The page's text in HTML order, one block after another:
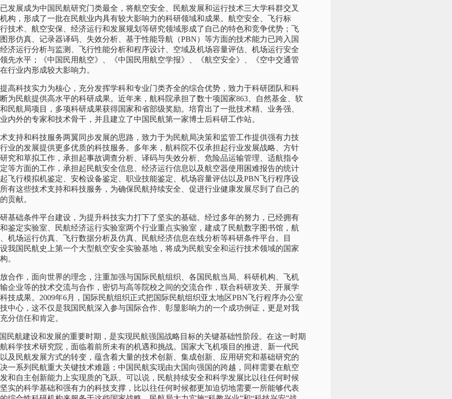
展成为中国民航研究门类最全，将航空安全、民航发展和运行技术三大学科群交叉
构，形成了一批在民航业内具有较大影响力的科研领域和成果。航空安全、飞行标
技术、航空安保、经济运行和发展规划等研究领域形成了自己的特色和竞争优势；飞
形仿真、记录器译码、失效分析、基于性能导航（PBN）等方面的技术能力已跨入国
济运行分析与监测、飞行性能分析和程序设计、空域及机场容量评估、机场运行安全
先水平；《中国民用航空》、《中国民用航空学报》、《航空安全》、《空中交通管
行业内形成较大影响力。
科技实力为核心，充分发挥学科和专业门类齐全的综合优势，致力于科研团队和科
为民航提供高水平的科研成果。近年来，航科院承担了数十项国家863、自然基金、软
民航局项目，多项科研成果获得国家和省部级奖励。培育出了一批技术精、业务强、
内外的专家和技术骨干，并且建立了中国民航第一家博士后科研工作站。
持和科技服务两翼同步发展的思路，致力于为民航局决策和监管工作提供强有力技
业的发展提供更多优质的科技服务。多年来，航科院不仅承担起行业发展战略、方针
究和草拟工作，承担起事故调查分析、译码与失效分析、危险品运输管理、适航指令
等方面的工作，承担起民航安全信息、经济运行信息以及航空器使用困难报告的统计
飞行模拟机鉴定、安检设备鉴定、职业技能鉴定、机场容量评估以及PBN飞行程序设
有这些技术支持和科技服务，为确保民航持续安全、促进行业健康发展尽到了自己的
贡献。
础条件平台建设，为提升科技实力打下了坚实的基础。经过多年的努力，已经拥有
鉴定实验室、民航经济运行实验室两个行业重点实验室，建成了民航数字图书馆，航
机场运行仿真、飞行数据分析及仿真、民航经济信息在线分析等科研条件平台。目
我国民航史上第一个大型航空安全实验基地，将成为民航安全和运行技术领域的国家
。
作，面向世界的理念，注重加强与国际民航组织、各国民航当局、科研机构、飞机
企业等的技术交流与合作，密切与高等院校之间的交流合作，联合科研攻关、开展学
技成果。2009年6月，国际民航组织正式把国际民航组织亚太地区PBN飞行程序办公室
中心，这不仅是我国民航深入参与国际合作、彰显影响力的一个成功例证，更是对我
分信任和肯定。
航建设和发展的重要时期，是实现民航强国战略目标的关键基础性阶段。在这一时期
科学技术研究院，面临着前所未有的机遇和挑战。国家大飞机项目的推进、新一代民
及民航发展方式的转变，蕴含着大量的技术创新、集成创新、应用研究和基础研究的
一系列民航重大关键技术难题；中国民航实现由大国向强国的跨越，同样需要在航空
和自主创新能力上实现质的飞跃。可以说，民航持续安全和科学发展比以往任何时候
实的科学基础和强有力的科技支撑，比以往任何时候都更加迫切地需要一所能够代表